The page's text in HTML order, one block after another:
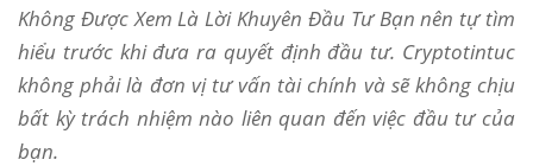
Không Được Xem Là Lời Khuyên Đầu Tư Bạn nên tự tìm
hiểu trước khi đưa ra quyết định đầu tư. Cryptotintuc
không phải là đơn vị tư vấn tài chính và sẽ không chịu
bất kỳ trách nhiệm nào liên quan đến việc đầu tư của
bạn.